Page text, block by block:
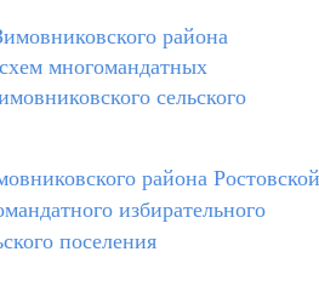
района
многомандатных
сельского
района Ростовской
избирательного
поселения